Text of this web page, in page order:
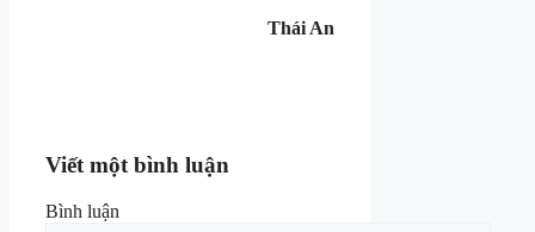
Thái An
Viết một bình luận
Bình luận